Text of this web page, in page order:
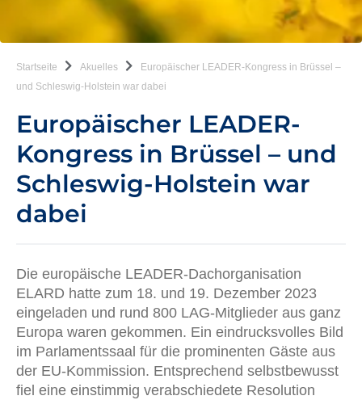
Startseite Akuelles
Europäischer LEADER-Kongress in Brüssel –
und Schleswig-Holstein war dabei
Europäischer LEADER-
Kongress in Brüssel – und
Schleswig-Holstein war
dabei
Die europäische LEADER-Dachorganisation
ELARD hatte zum 18. und 19. Dezember 2023
eingeladen und rund 800 LAG-Mitglieder aus ganz
Europa waren gekommen. Ein eindrucksvolles Bild
im Parlamentssaal für die prominenten Gäste aus
der EU-Kommission. Entsprechend selbstbewusst
fiel eine einstimmig verabschiedete Resolution